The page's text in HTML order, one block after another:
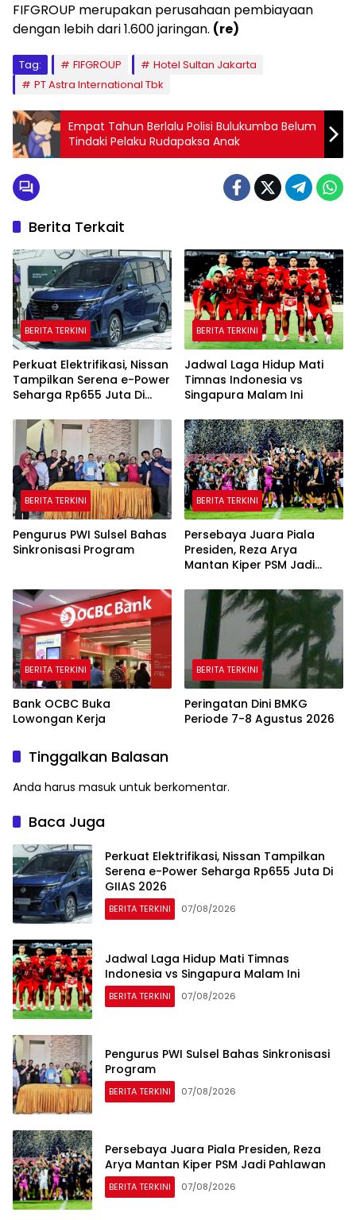
FIFGROUP merupakan perusahaan pembiayaan
dengan lebih dari 1.600 jaringan. (re)
Tag: FIFGROUP
Hotel Sultan Jakarta
PT Astra International Tbk
Empat Tahun Berlalu Polisi Bulukumba Belum
Tindaki Pelaku Rudapaksa Anak
Berita Terkait
BERITA TERKINI
Perkuat Elektrifikasi, Nissan
Tampilkan Serena e-Power
Seharga Rp655 Juta Di
BERITA TERKINI
Jadwal Laga Hidup Mati
Timnas Indonesia vs
Singapura Malam Ini
BERITA TERKINI
Pengurus PWI Sulsel Bahas
Sinkronisasi Program
BERITA TERKINI
Persebaya Juara Piala
Presiden, Reza Arya
Mantan Kiper PSM Jadi
BERITA TERKINI
Bank OCBC Buka
Lowongan Kerja
BERITA TERKINI
Peringatan Dini BMKG
Periode 7-8 Agustus 2026
Tinggalkan Balasan
Anda harus masuk untuk berkomentar.
Baca Juga
Perkuat Elektrifikasi, Nissan Tampilkan
Serena e-Power Seharga Rp655 Juta Di
GIIAS 2026
BERITA TERKINI 07/08/2026
Jadwal Laga Hidup Mati Timnas
Indonesia vs Singapura Malam Ini
BERITA TERKINI 07/08/2026
Pengurus PWI Sulsel Bahas Sinkronisasi
Program
BERITA TERKINI 07/08/2026
Persebaya Juara Piala Presiden, Reza
Arya Mantan Kiper PSM Jadi Pahlawan
BERITA TERKINI 07/08/2026